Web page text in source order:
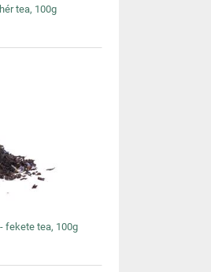
tea, 100g
- fekete tea, 100g